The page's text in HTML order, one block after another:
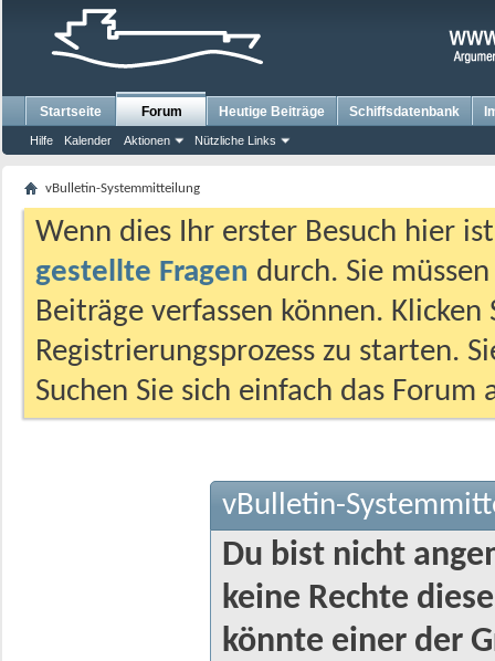
Startseite Forum
Hilfe Kalender Aktionen Nützliche Links
Heutige Beiträge Schiffsdatenbank
vBulletin-Systemmitteilung
Wenn dies Ihr erster Besuch hier
gestellte Fragen durch. Sie
Beiträge verfassen können.
Registrierungsprozess zu starten.
Suchen Sie sich einfach das
vBulletin-
Du bist nicht
keine Rechte
könnte einer der